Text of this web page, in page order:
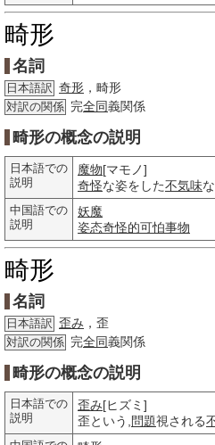
畸形
名詞
日本語訳 奇形 ，畸形
対訳の関係 完全同義関係
畸形の概念の説明
日本語での
説明
魔物[マモノ]
奇怪な姿をした不気味
中国語での
説明
妖魔
姿态奇怪的可怕事物
畸形
名詞
日本語訳 歪み ，歪
対訳の関係 完全同義関係
畸形の概念の説明
日本語での
説明
歪み[ヒズミ]
歪という, 問題視される